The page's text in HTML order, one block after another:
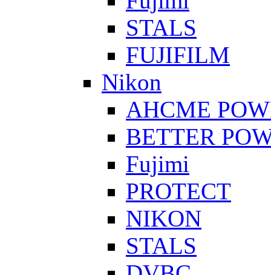
STALS
FUJIFILM
Nikon
AHCME
BETTER
Fujimi
PROTECT
NIKON
STALS